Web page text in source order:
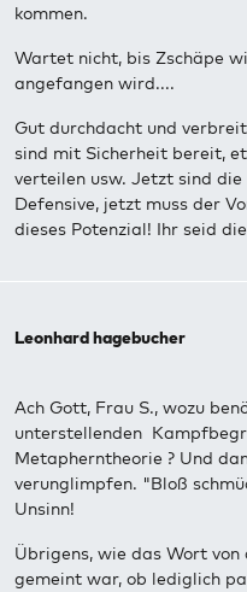
kommen.
Wartet nicht, bis Zschäpe
angefangen wird....
Gut durchdacht und
sind mit Sicherheit bereit,
verteilen usw. Jetzt sind
Defensive, jetzt muss der
dieses Potenzial! Ihr seid
Leonhard hagebucher
Ach Gott, Frau S., wozu
unterstellenden
Metapherntheorie ? Und
verunglimpfen. "Bloß
Unsinn!
Übrigens, wie das Wort
gemeint war, ob lediglich